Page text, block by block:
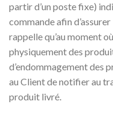
partir d’un poste fixe)
commande afin
rappelle qu’au moment
physiquement des
d’endommagement des
au Client de notifier au
produit livré.